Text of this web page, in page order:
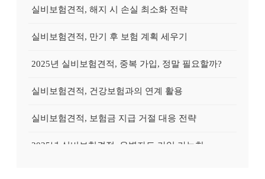
실비보험견적, 해지 시 손실 최소화 전략
실비보험견적, 만기 후 보험 계획 세우기
2025년 실비보험견적, 중복 가입, 정말 필요할까?
실비보험견적, 건강보험과의 연계 활용
실비보험견적, 보험금 지급 거절 대응 전략